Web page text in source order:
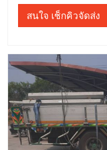
สนใจ เช็กคิวจัดส่ง